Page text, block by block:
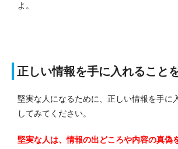
よ。
正しい情報を手に入れること
堅実な人になるために、正しい情報を手に
してみてください。
堅実な人は、情報の出どころや内容の真偽